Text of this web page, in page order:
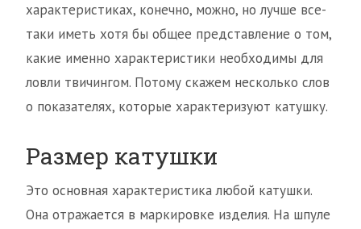
характеристиках, конечно, можно, но лучше все-
таки иметь хотя бы общее представление о том,
какие именно характеристики необходимы для
ловли твичингом. Потому скажем несколько слов
о показателях, которые характеризуют катушку.
Размер катушки
Это основная характеристика любой катушки.
Она отражается в маркировке изделия. На шпуле